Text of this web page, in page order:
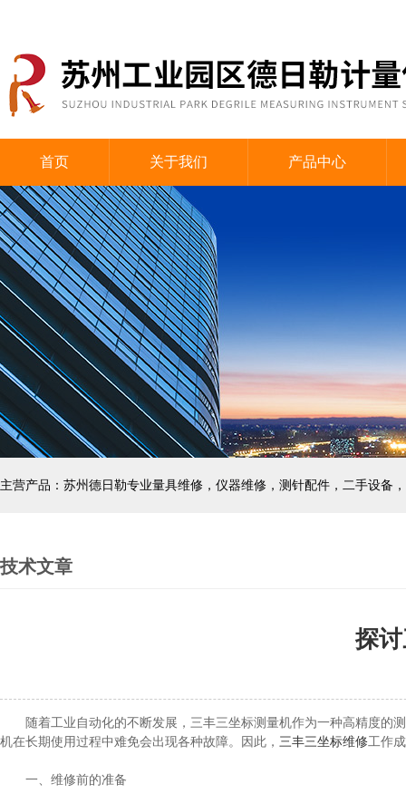
首页 关于我们 产品中心
主营产品：苏州德日勒专业量具维修，仪器维修，测针配件，二手设备
技术文章
探
随着工业自动化的不断发展，三丰三坐标测量机作为一种高精度的
机在长期使用过程中难免会出现各种故障。因此， 三丰三坐标维修工作
一、维修前的准备